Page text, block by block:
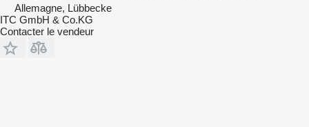
Allemagne, Lübbecke
ITC GmbH & Co.KG
Contacter le vendeur